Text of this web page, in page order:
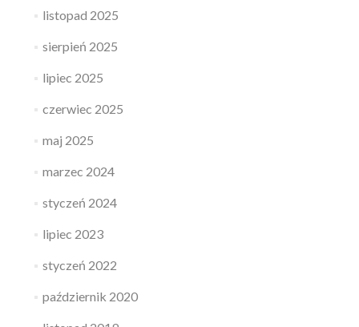
listopad 2025
sierpień 2025
lipiec 2025
czerwiec 2025
maj 2025
marzec 2024
styczeń 2024
lipiec 2023
styczeń 2022
październik 2020